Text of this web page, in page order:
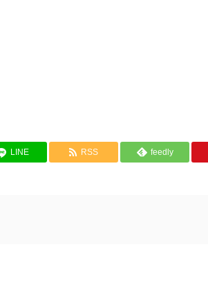
LINE RSS feedly